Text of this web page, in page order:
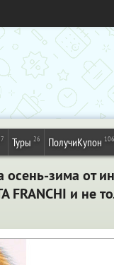
Туры 26 ПолучиКупон 106
зима от
FRANCHI и не